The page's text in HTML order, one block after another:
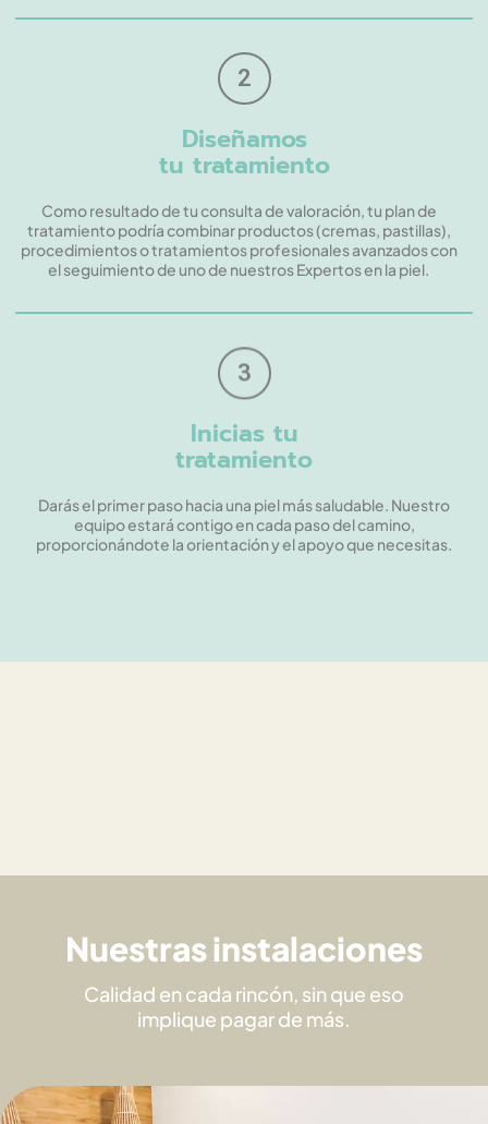
2
Diseñamos
tu tratamiento
Como resultado de tu consulta de valoración, tu plan de
tratamiento podría combinar productos (cremas, pastillas),
procedimientos o tratamientos profesionales avanzados con
el seguimiento de uno de nuestros Expertos en la piel.
3
Inicias tu
tratamiento
Darás el primer paso hacia una piel más saludable. Nuestro
equipo estará contigo en cada paso del camino,
proporcionándote la orientación y el apoyo que necesitas.
Nuestras instalaciones
Calidad en cada rincón, sin que eso
implique pagar de más.